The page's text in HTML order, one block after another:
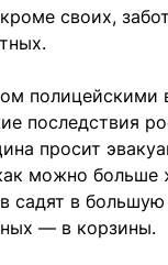
своих,
полицейскими
последствия
просит
можно больше
садят в большую
— в корзины.